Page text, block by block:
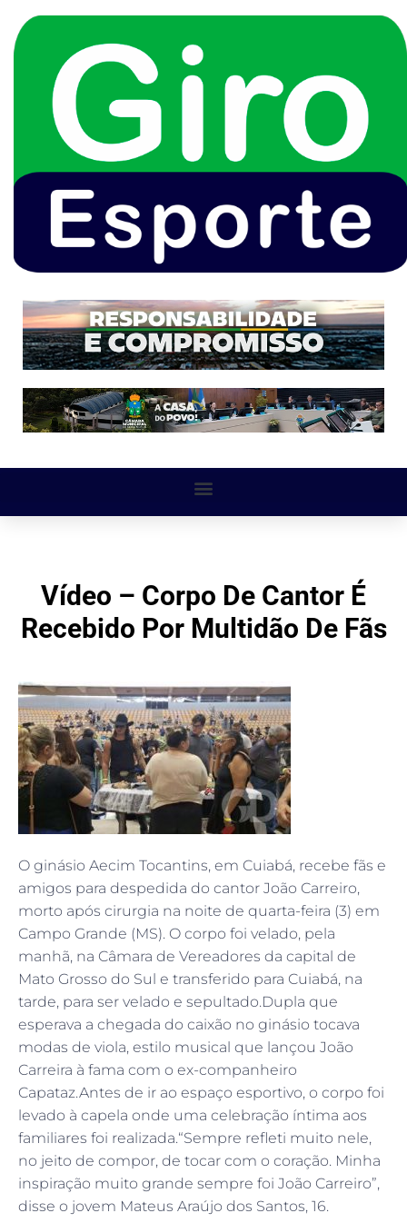
Vídeo – Corpo De Cantor É
Recebido Por Multidão De Fãs
O ginásio Aecim Tocantins, em Cuiabá, recebe fãs e
amigos para despedida do cantor João Carreiro,
morto após cirurgia na noite de quarta-feira (3) em
Campo Grande (MS). O corpo foi velado, pela
manhã, na Câmara de Vereadores da capital de
Mato Grosso do Sul e transferido para Cuiabá, na
tarde, para ser velado e sepultado.Dupla que
esperava a chegada do caixão no ginásio tocava
modas de viola, estilo musical que lançou João
Carreira à fama com o ex-companheiro
Capataz.Antes de ir ao espaço esportivo, o corpo foi
levado à capela onde uma celebração íntima aos
familiares foi realizada.“Sempre refleti muito nele,
no jeito de compor, de tocar com o coração. Minha
inspiração muito grande sempre foi João Carreiro”,
disse o jovem Mateus Araújo dos Santos, 16.